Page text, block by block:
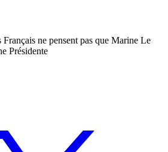
Français ne pensent pas que Marine Le
Présidente